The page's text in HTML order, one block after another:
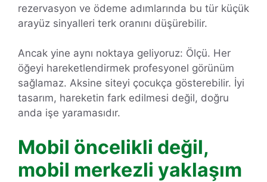
rezervasyon ve ödeme adımlarında bu tür küçük
arayüz sinyalleri terk oranını düşürebilir.
Ancak yine aynı noktaya geliyoruz: Ölçü. Her
öğeyi hareketlendirmek profesyonel görünüm
sağlamaz. Aksine siteyi çocukça gösterebilir. İyi
tasarım, hareketin fark edilmesi değil, doğru
anda işe yaramasıdır.
Mobil öncelikli değil,
mobil merkezli yaklaşım